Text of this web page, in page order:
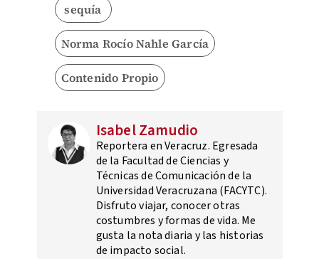
sequía
Norma Rocío Nahle García
Contenido Propio
Isabel Zamudio
Reportera en Veracruz. Egresada
de la Facultad de Ciencias y
Técnicas de Comunicación de la
Universidad Veracruzana (FACYTC).
Disfruto viajar, conocer otras
costumbres y formas de vida. Me
gusta la nota diaria y las historias
de impacto social.